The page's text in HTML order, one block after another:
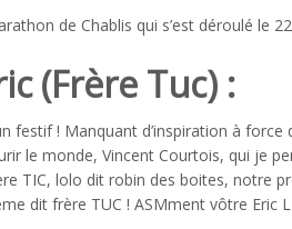
de Chablis qui s’est déroulé le
(Frère Tuc) :
festif ! Manquant d’inspiration à
le monde, Vincent Courtois, qui je
TIC, lolo dit robin des boites, notre
dit frère TUC ! ASMment vôtre Eric L